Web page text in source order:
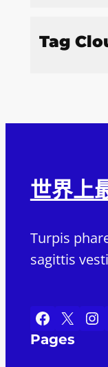
Tag
世界上
Turpis
sagittis
Facebook X Instagram
Pages